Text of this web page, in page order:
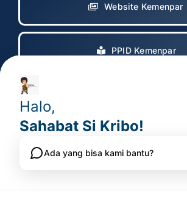
Website Kemenpar
PPID Kemenpar
Copyright 2017 – 2025 © All rights
Pelaksana Otorita Borobudur